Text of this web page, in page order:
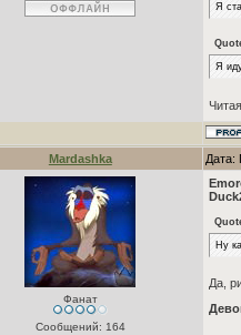
Я
Я
Mardashka Дата:
Фанат
Сообщений: 164
Ну
Да,